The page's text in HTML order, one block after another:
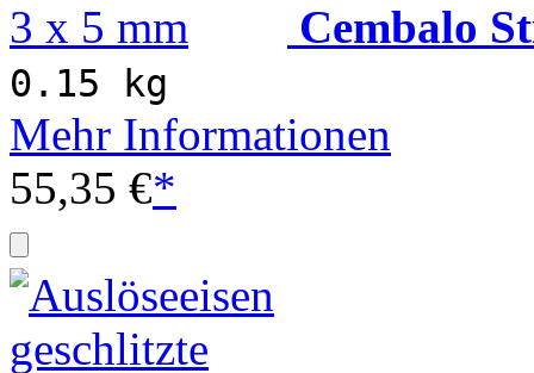
Cembalo
0.15 kg
Mehr Informationen
55,35 €*